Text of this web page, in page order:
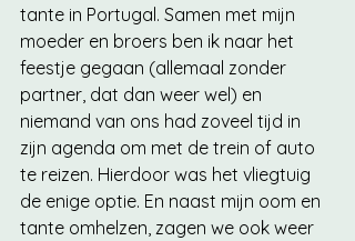
tante in Portugal. Samen met mijn
moeder en broers ben ik naar het
feestje gegaan (allemaal zonder
partner, dat dan weer wel) en
niemand van ons had zoveel tijd in
zijn agenda om met de trein of auto
te reizen. Hierdoor was het vliegtuig
de enige optie. En naast mijn oom en
tante omhelzen, zagen we ook weer